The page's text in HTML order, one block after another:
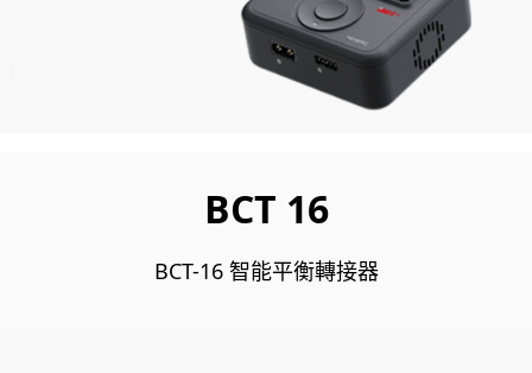
BCT 16
BCT-16 智能平衡轉接器